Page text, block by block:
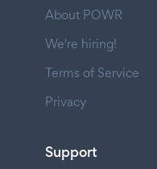
About POWR
We're hiring!
Terms of Service
Privacy
Support